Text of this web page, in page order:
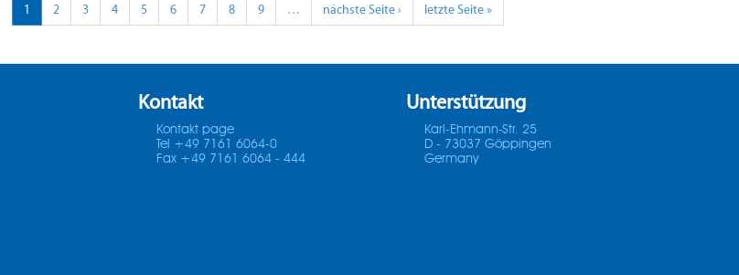
1 2 3 4 5 6 7 8 9 … nächste Seite › letzte Seite »
Kontakt
Kontakt page
Tel +49 7161 6064-0
Fax +49 7161 6064 - 444
Unterstützung
Karl-Ehmann-Str. 25
D - 73037 Göppingen
Germany